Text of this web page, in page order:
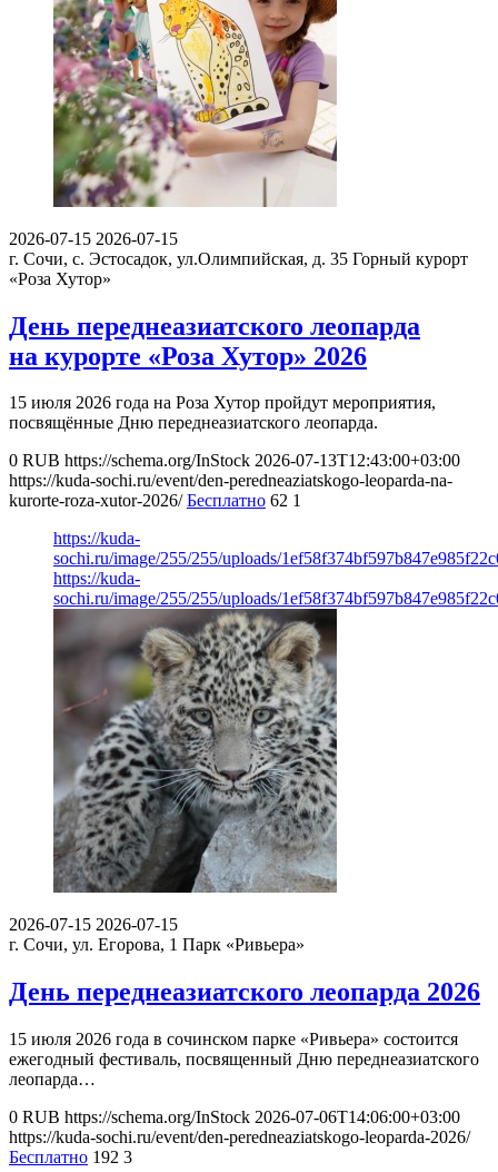
2026-07-15 2026-07-15
г. Сочи, с. Эстосадок, ул.Олимпийская, д. 35 Горный курорт
«Роза Хутор»
День переднеазиатского леопарда
на курорте «Роза Хутор» 2026
15 июля 2026 года на Роза Хутор пройдут мероприятия,
посвящённые Дню переднеазиатского леопарда.
0 RUB https://schema.org/InStock 2026-07-13T12:43:00+03:00
https://kuda-sochi.ru/event/den-peredneaziatskogo-leoparda-na-
kurorte-roza-xutor-2026/ Бесплатно 62 1
https://kuda-
sochi.ru/image/255/255/uploads/
https://kuda-
sochi.ru/image/255/255/uploads/
2026-07-15 2026-07-15
г. Сочи, ул. Егорова, 1 Парк «Ривьера»
День переднеазиатского леопарда 2026
15 июля 2026 года в сочинском парке «Ривьера» состоится
ежегодный фестиваль, посвященный Дню переднеазиатского
леопарда…
0 RUB https://schema.org/InStock 2026-07-06T14:06:00+03:00
https://kuda-sochi.ru/event/den-peredneaziatskogo-leoparda-2026/
Бесплатно 192 3